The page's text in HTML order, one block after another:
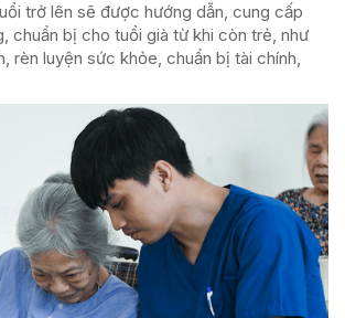
trở lên sẽ được hướng dẫn, cung cấp
chuẩn bị cho tuổi già từ khi còn trẻ, như
rèn luyện sức khỏe, chuẩn bị tài chính,